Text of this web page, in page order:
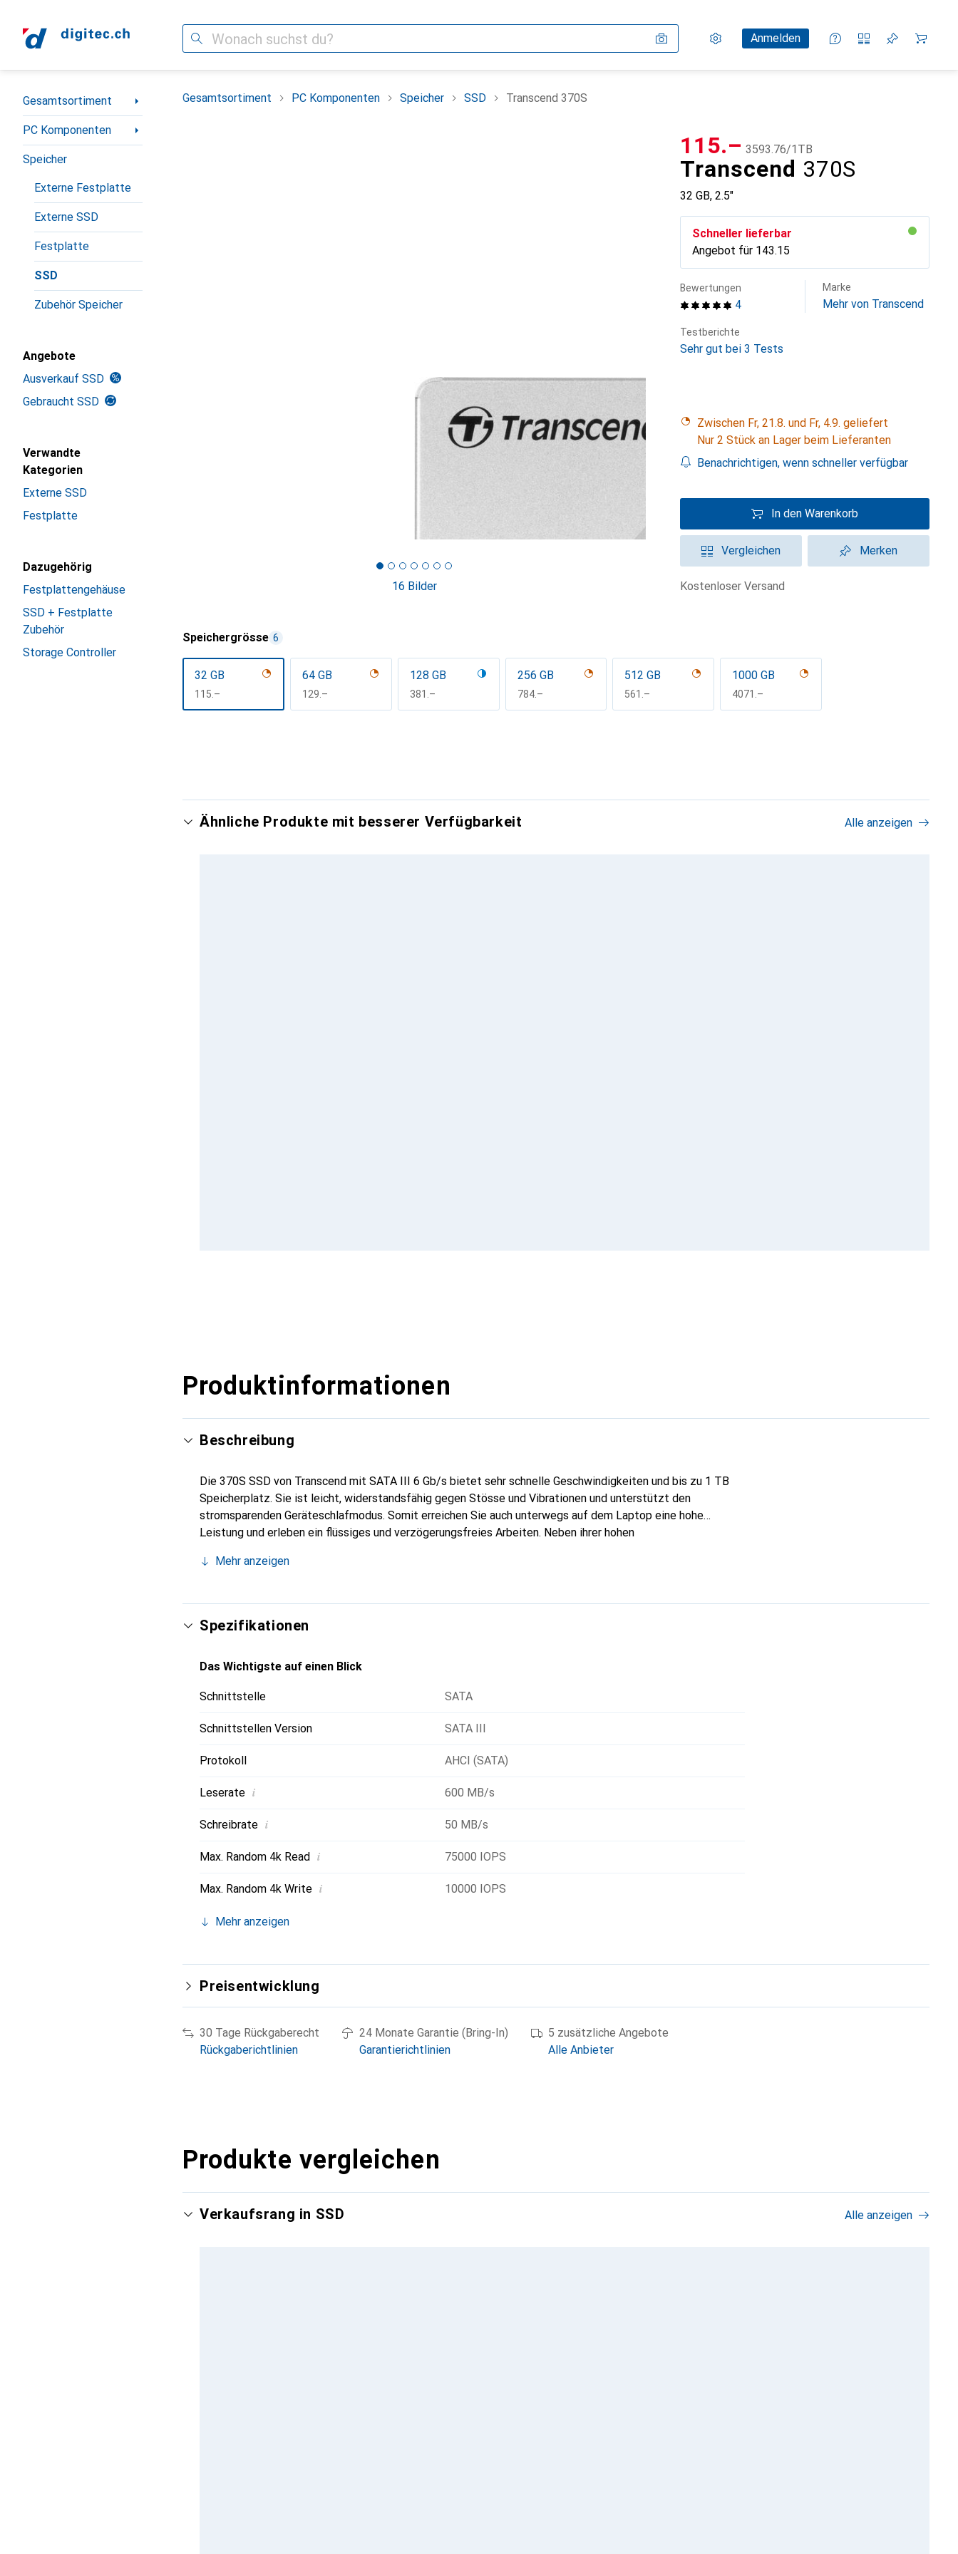
Suche Einstellungen
KundenkontoAnmelden
Vergleichslisten
Merklisten
Warenkorb
Navigation nach Kategorien
Gesamtsortiment
PC Komponenten
Speicher
Externe Festplatte
Externe SSD
Festplatte
SSD
Zubehör Speicher
Angebote
Ausverkauf SSD
Gebraucht SSD
Verwandte
Kategorien
Externe SSD
Festplatte
Dazugehörig
Festplattengehäuse
SSD + Festplatte
Zubehör
Storage Controller
Gesamtsortiment PC Komponenten Speicher SSD Transcend 370S
16 Bilder
Transcend 370S
32 GB, 2.5"
CHF
115.– CHF
3593.76/1TB
Schneller lieferbar
Angebot für CHF
143.15
4
Bewertungen Marke
Mehr von Transcend
Testberichte
Sehr gut bei 3 Tests
Zwischen Fr, 21.8. und Fr, 4.9. geliefert
Nur 2 Stück an Lager beim Lieferanten
Benachrichtigen, wenn schneller verfügbar
In den Warenkorb
Vergleichen Merken
kostenloser Versand
Speichergrösse 6
32 GB
CHF
115.–
64 GB
CHF
129.–
128 GB
CHF
381.–
256 GB
CHF
784.–
512 GB
CHF
561.–
1000 GB
CHF
4071.–
Ähnliche Produkte mit besserer Verfügbarkeit Alle anzeigen
Produktinformationen
Beschreibung
Die 370S SSD von Transcend mit SATA III 6 Gb/s bietet sehr schnelle Geschwindigkeiten und bis zu 1 TB
Speicherplatz. Sie ist leicht, widerstandsfähig gegen Stösse und Vibrationen und unterstützt den
stromsparenden Geräteschlafmodus. Somit erreichen Sie auch unterwegs auf dem Laptop eine hohe
Leistung und erleben ein flüssiges und verzögerungsfreies Arbeiten. Neben ihrer hohen
Menge Speicherplatz sowie das Herkopieren oder Löschen von Dateien. Selbst grosse Multimediadateien
und verlängert die Akkulaufzeit Ihres Laptops, wenn die SSD nicht angesprochen wird. Der Ultra-Low-
Power-Status führt zu einer grösseren Akkustromeinsparung als beispielsweise der Standby-Modus, da die
SATA-Schnittstelle komplett abgeschaltet wird. Mit einer beachtlichen Reaktionszeit von unter 20 ms lässt
Mehr anzeigen
Spezifikationen
Das Wichtigste auf einen Blick
Schnittstelle SATA
Schnittstellen Version SATA III
Protokoll AHCI (SATA)
Leserate i 600 MB/s
Schreibrate i 50 MB/s
Max. Random 4k Read i 75000 IOPS
Max. Random 4k Write i 10000 IOPS
Mehr anzeigen
Preisentwicklung
30 Tage Rückgaberecht
Rückgaberichtlinien
24 Monate Garantie (Bring-In)
Garantierichtlinien
5 zusätzliche Angebote
Alle Anbieter
Produkte vergleichen
Verkaufsrang in SSD Alle anzeigen